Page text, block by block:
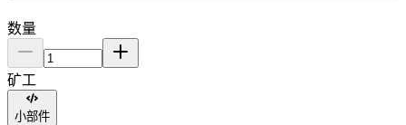
数量
矿工
小部件